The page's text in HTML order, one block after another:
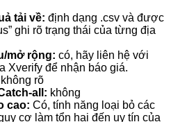
tải về: định dạng .csv và được
ghi rõ trạng thái của từng địa
mở rộng: có, hãy liên hệ với
Xverify để nhận báo giá.
không rõ
all: không
cao: Có, tính năng loại bỏ các
cơ làm tổn hại đến uy tín của